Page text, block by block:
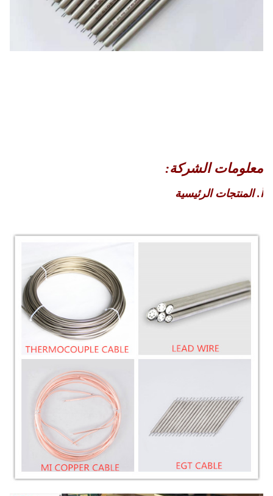
معلومات الشركة:
أ. المنتجات الرئيسية